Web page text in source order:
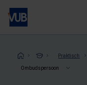
Overslaan
naar
inhoud
Praktisch
Ombudspersoon